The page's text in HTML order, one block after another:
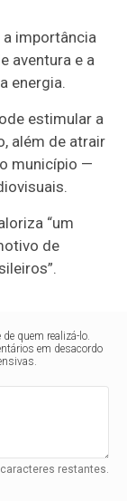
a importância
aventura e a
energia.
estimular a
além de atrair
município —
“um
de
quem realizá-lo.
em desacordo
restantes.